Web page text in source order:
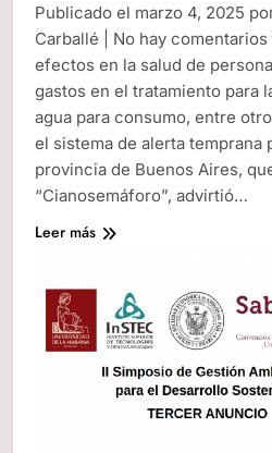
Publicado el marzo 4, 2025
Carballé | No hay
efectos en la salud de
gastos en el tratamiento para
agua para consumo, entre
el sistema de alerta temprana
provincia de Buenos Aires,
“Cianosemáforo”, advirtió…
Leer más